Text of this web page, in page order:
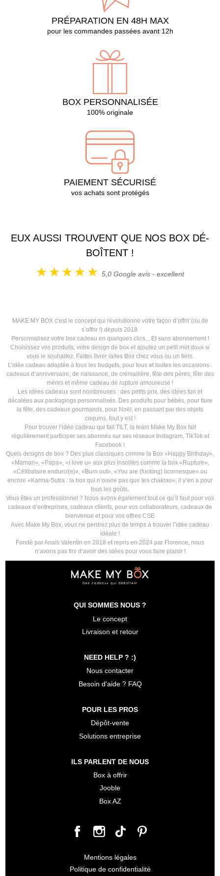
PRÉPARATION EN 48H MAX
pour les commandes passées avant 12h
BOX PERSONNALISÉE
100% originale
PAIEMENT SÉCURISÉ
vos achats sont protégés
EUX AUSSI TROUVENT QUE NOS BOX DÉ-
BOÎTENT !
5,0 Google avis - excellent
MAKE MY BOX c’est le concept qui révolutionne votre façon d’offrir (ou de
s’offrir !) depuis 2018.
Personnalisez votre box cadeau en quelques clics... Et sans abonnement !
Choisissez vos produits, votre design de box et ajoutez un petit mot doux si
vous le souhaitez. Faites livrer la/les Box chez vous ou un tiers.
L’idée cadeau adaptée à tous les budgets, pour tous et toutes les occasions :
cadeaux d’anniversaire, de naissance, de crémaillère, fête des pères, fête des
mères et même cadeau de rupture amoureuse !
Les idées cadeaux sont nombreuses : des petits prix, des idées fun et
décalées aux packagings personnalisés. Des produits pour bébés, pour faire
la fête, des cadeaux gourmands, pour Noël, en passant par des objets
coquins, tout y est !
Pour trouver l’idée cadeau qui fait TILT, la team Make My Box fait
régulièrement participer ses abonnés sur ses réseaux Instagram, TikTok et
Facebook !
Quels designs de box ? Des plus classiques comme la Box «Happy Birthday»,
«Maman», «Papa», «I love u» aux plus insolites comme la box «Rupture»,
«Célibataire endurci(e)», «Burn out», «You are (fucking) licornesque» ou
encore «Karma-Sutra : la box qui n’ouvre pas que tes chakras», il y’en a pour
tous les goûts.
Vous êtes un professionnel ? Nous avons également tout ce qu’il faut pour vos
cadeaux d’entreprises, cadeaux clients, pour vos collaborateurs, cadeaux de
bienvenue et pour vos offres CSE
Avec Make My Box, vous ne perdrez plus de temps à trouver l’idée cadeau
idéale !
Fondé par Anaïs Valentin en 2018 et repris en 2024 par Florence, nous
n’avons pas fini d’avoir des idées pour vous faire plaisir !
QUI SOMMES NOUS ?
Le concept
Livraison et retour
NEED HELP ? :)
Nous contacter
Besoin d'aide ? FAQ
POUR LES PROS
Dépôt-vente
Solutions entreprise
ILS PARLENT DE NOUS
Box à offrir
Jooble
Box AZ
Mentions légales
Politique de confidentialité